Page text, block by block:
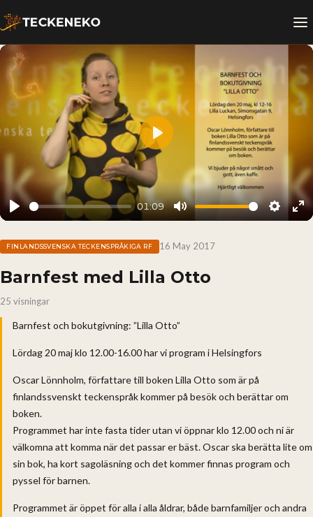
Play
01:09
Mute
Play
FINLANDSSVENSKA TECKENSPRÅKIGA RF 16 May 2017
Barnfest med Lilla Otto
25 visningar
Barnfest och bokutgivning: ”Lilla Otto”
Lördag 20 maj klo 12.00-16.00 har vi program i Helsingfors
Oscar Lönnholm, författare till boken Lilla Otto som är på
finlandssvenskt teckenspråk kommer på besök och berättar om
boken.
Programmet har inte fasta tider utan vi öppnar klo 12.00 och ni är
välkomna att komma när det passar er bäst. Oscar ska berätta lite om
sin bok, ha kort sagoläsning och det kommer finnas program och
pyssel för barnen.
Programmet är öppet för alla i alla åldrar, både barnfamiljer och andra